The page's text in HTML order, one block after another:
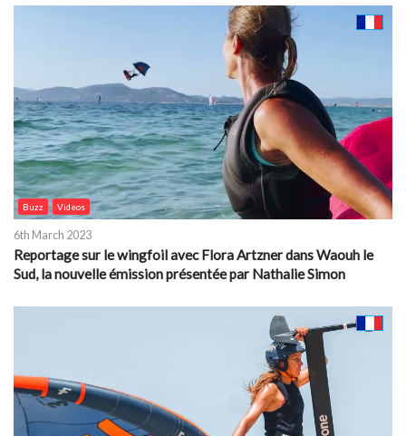
Buzz Videos
6th March 2023
Reportage sur le wingfoil avec Flora Artzner dans Waouh le
Sud, la nouvelle émission présentée par Nathalie Simon